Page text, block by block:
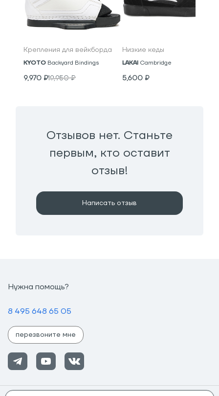
Крепления для вейкборда
KYOTO Backyard Bindings
9,970 ₽19,950₽
Низкие кеды
LAKAI Cambridge
5,600 ₽
Отзывов нет. Станьте
первым, кто оставит
отзыв!
Написать отзыв
Нужна помощь?
8 495 648 65 05
перезвоните мне